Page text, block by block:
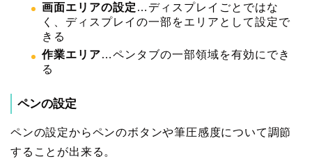
画面エリアの設定 …ディスプレイごとではな
く、ディスプレイの一部をエリアとして設定で
きる
作業エリア…ペンタブの一部領域を有効にでき
る
ペンの設定
ペンの設定からペンのボタンや筆圧感度について調節
することが出来る。